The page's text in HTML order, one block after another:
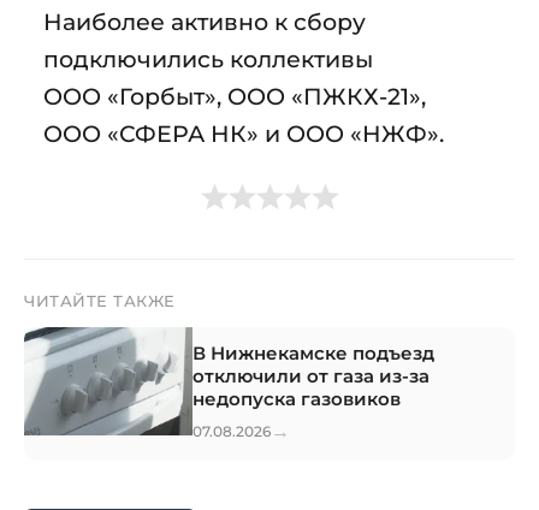
Наиболее активно к сбору
подключились коллективы
ООО «Горбыт», ООО «ПЖКХ-21»,
ООО «СФЕРА НК» и ООО «НЖФ».
ЧИТАЙТЕ ТАКЖЕ
В Нижнекамске подъезд
отключили от газа из-за
недопуска газовиков
07.08.2026 →